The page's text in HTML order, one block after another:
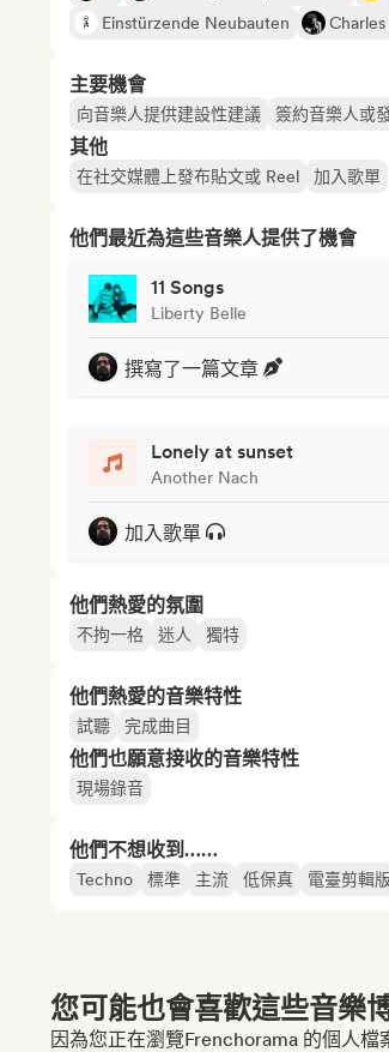
Einstürzende Neubauten
主要機會
向音樂人提供建設性建議 簽約音樂人或
其他
在社交媒體上發布貼文或 Reel 加入歌單
他們最近為這些音樂人提供了機會
11 Songs
Liberty Belle
撰寫了一篇文章
Lonely at sunset
Another Nach
加入歌單
他們熱愛的氛圍
不拘一格 迷人 獨特
他們熱愛的音樂特性
試聽 完成曲目
他們也願意接收的音樂特性
現場錄音
他們不想收到……
Techno 標準 主流 低保真 電臺剪輯版
您可能也會喜歡這些音樂
因為您正在瀏覽Frenchorama 的個人檔